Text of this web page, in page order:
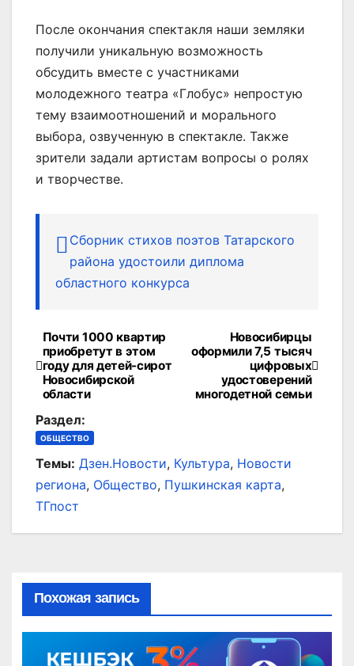
После окончания спектакля наши земляки
получили уникальную возможность
обсудить вместе с участниками
молодежного театра «Глобус» непростую
тему взаимоотношений и морального
выбора, озвученную в спектакле. Также
зрители задали артистам вопросы о ролях
и творчестве.
Сборник стихов поэтов Татарского
района удостоили диплома
областного конкурса
Навигация
по
записям
Новосибирцы
оформили 7,5 тысяч
цифровых
удостоверений
многодетной семьи
Почти 1000 квартир
приобретут в этом
году для детей-сирот
Новосибирской
области
Раздел:
ОБЩЕСТВО
Темы: Дзен.Новости, Культура, Новости
региона, Общество, Пушкинская карта,
ТГпост
Похожая запись